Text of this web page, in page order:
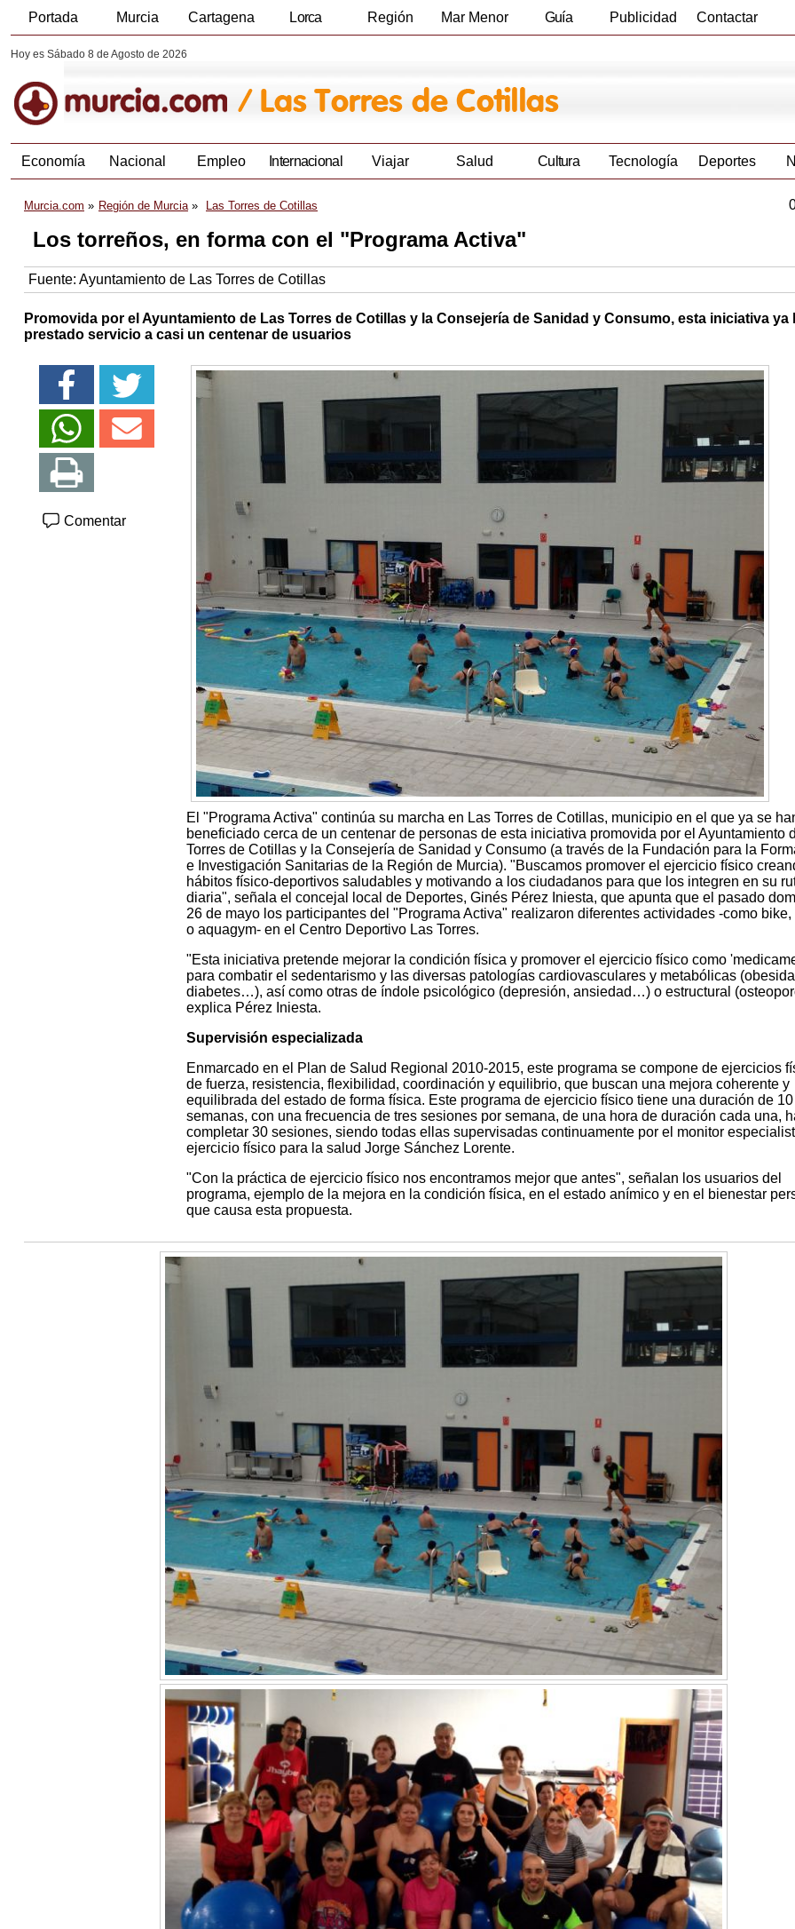
Portada Murcia Cartagena Lorca Región Mar Menor Guía Publicidad Contactar
Hoy es Sábado 8 de Agosto de 2026
Economía Nacional Empleo Internacional Viajar Salud Cultura Tecnología Deportes
Murcia.com Región de Murcia Las Torres de Cotillas
Los torreños, en forma con el "Programa Activa"
Fuente: Ayuntamiento de Las Torres de Cotillas
Promovida por el Ayuntamiento de Las Torres de Cotillas y la Consejería de Sanidad y Consumo, esta iniciativa ya
prestado servicio a casi un centenar de usuarios
Comentar
El "Programa Activa" continúa su marcha en Las Torres de Cotillas, municipio en el que ya se
beneficiado cerca de un centenar de personas de esta iniciativa promovida por el Ayuntamiento
Torres de Cotillas y la Consejería de Sanidad y Consumo (a través de la Fundación para la
e Investigación Sanitarias de la Región de Murcia). "Buscamos promover el ejercicio físico
hábitos físico-deportivos saludables y motivando a los ciudadanos para que los integren en su
diaria", señala el concejal local de Deportes, Ginés Pérez Iniesta, que apunta que el pasado
26 de mayo los participantes del "Programa Activa" realizaron diferentes actividades -como
o aquagym- en el Centro Deportivo Las Torres.
"Esta iniciativa pretende mejorar la condición física y promover el ejercicio físico como
para combatir el sedentarismo y las diversas patologías cardiovasculares y metabólicas
diabetes…), así como otras de índole psicológico (depresión, ansiedad…) o estructural
explica Pérez Iniesta.
Supervisión especializada
Enmarcado en el Plan de Salud Regional 2010-2015, este programa se compone de ejercicios
de fuerza, resistencia, flexibilidad, coordinación y equilibrio, que buscan una mejora coherente y
equilibrada del estado de forma física. Este programa de ejercicio físico tiene una duración de 10
semanas, con una frecuencia de tres sesiones por semana, de una hora de duración cada una,
completar 30 sesiones, siendo todas ellas supervisadas continuamente por el monitor
ejercicio físico para la salud Jorge Sánchez Lorente.
"Con la práctica de ejercicio físico nos encontramos mejor que antes", señalan los usuarios del
programa, ejemplo de la mejora en la condición física, en el estado anímico y en el bienestar
que causa esta propuesta.